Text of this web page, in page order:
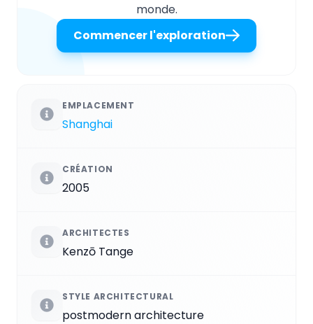
monde.
Commencer l'exploration
EMPLACEMENT
Shanghai
CRÉATION
2005
ARCHITECTES
Kenzō Tange
STYLE ARCHITECTURAL
postmodern architecture